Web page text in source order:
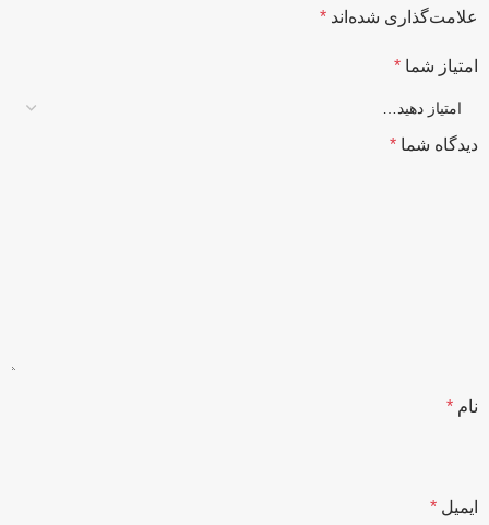
علامت‌گذاری شده‌اند *
امتیاز شما *
دیدگاه شما *
نام *
ایمیل *